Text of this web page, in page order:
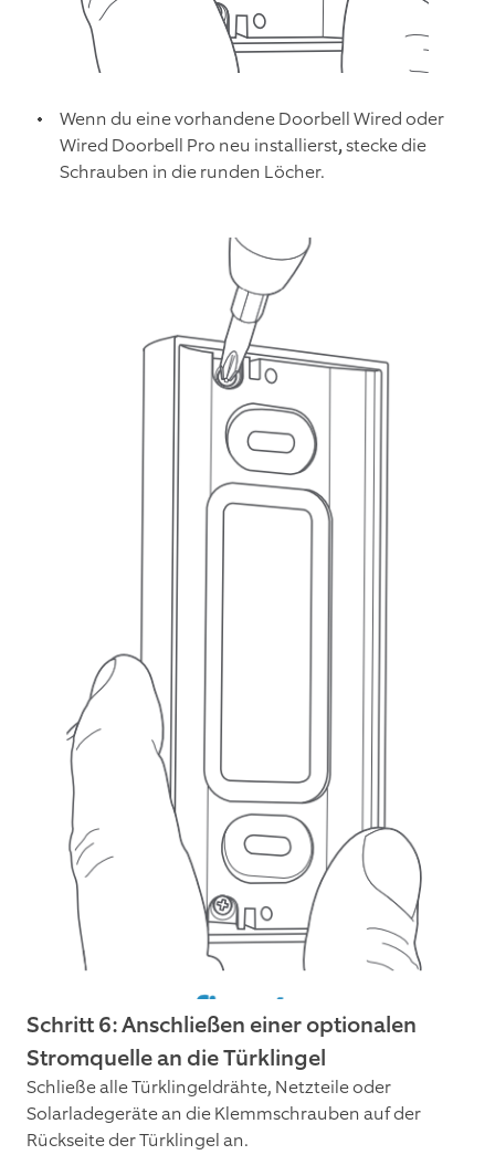
Wenn du eine vorhandene Doorbell Wired oder
Wired Doorbell Pro neu installierst,stecke die
Schrauben in die runden Löcher.
Schritt 6: Anschließen einer optionalen
Stromquelle an die Türklingel
Schließe alle Türklingeldrähte, Netzteile oder
Solarladegeräte an die Klemmschrauben auf der
Rückseite der Türklingel an.